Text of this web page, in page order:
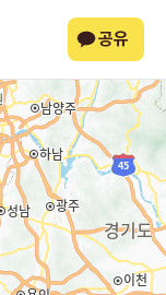
공유